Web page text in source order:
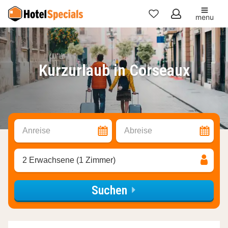
Meine
Favoriten
menu
Kurzurlaub in Corseaux
Anreise Abreise
2 Erwachsene (1 Zimmer)
Suchen